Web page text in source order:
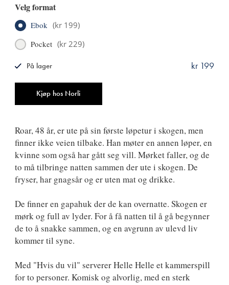
Velg format
Ebok (kr 199)
Pocket (kr 229)
Kjøp hos Norli
kr 199
På lager
Roar, 48 år, er ute på sin første løpetur i skogen, men
finner ikke veien tilbake. Han møter en annen løper, en
kvinne som også har gått seg vill. Mørket faller, og de
to må tilbringe natten sammen der ute i skogen. De
fryser, har gnagsår og er uten mat og drikke.
De finner en gapahuk der de kan overnatte. Skogen er
mørk og full av lyder. For å få natten til å gå begynner
de to å snakke sammen, og en avgrunn av ulevd liv
kommer til syne.
Med "Hvis du vil" serverer Helle Helle et kammerspill
for to personer. Komisk og alvorlig, med en sterk